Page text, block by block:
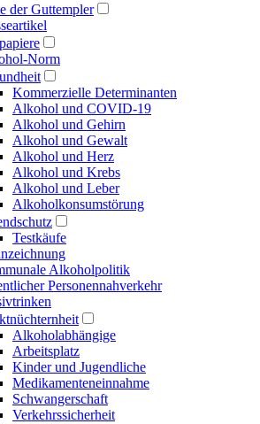
der Guttempler
Norm
Kommerzielle Determinanten
Alkohol und COVID-19
Alkohol und Gehirn
Alkohol und Gewalt
Alkohol und Herz
Alkohol und Krebs
Alkohol und Leber
Alkoholkonsumstörung
Testkäufe
Alkoholpolitik
Personen­nahverkehr
Alkohol­abhängige
Arbeitsplatz
Kinder und Jugendliche
Medikamenten­einnahme
Schwangerschaft
Verkehrs­sicherheit